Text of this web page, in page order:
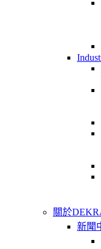
關於
新聞